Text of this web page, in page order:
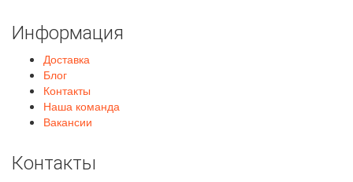
Информация
Доставка
Блог
Контакты
Наша команда
Вакансии
Контакты